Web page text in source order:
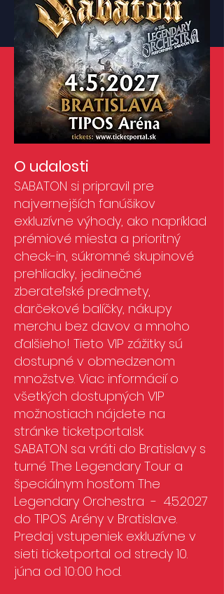
O udalosti
SABATON si pripravil pre
najvernejších fanúšikov
exkluzívne výhody, ako napríklad
prémiové miesta a prioritný
check-in, súkromné skupinové
prehliadky, jedinečné
zberateľské predmety,
darčekové balíčky, nákupy
merchu bez davov a mnoho
ďalšieho! Tieto VIP zážitky sú
dostupné v obmedzenom
množstve. Viac informácií o
všetkých dostupných VIP
možnostiach nájdete na
stránke ticketportal.sk
SABATON sa vráti do Bratislavy s
turné The Legendary Tour a
špeciálnym hosťom The
Legendary Orchestra - 4.5.2027
do TIPOS Arény v Bratislave.
Predaj vstupeniek exkluzívne v
sieti ticketportal od stredy 10.
júna od 10:00 hod.